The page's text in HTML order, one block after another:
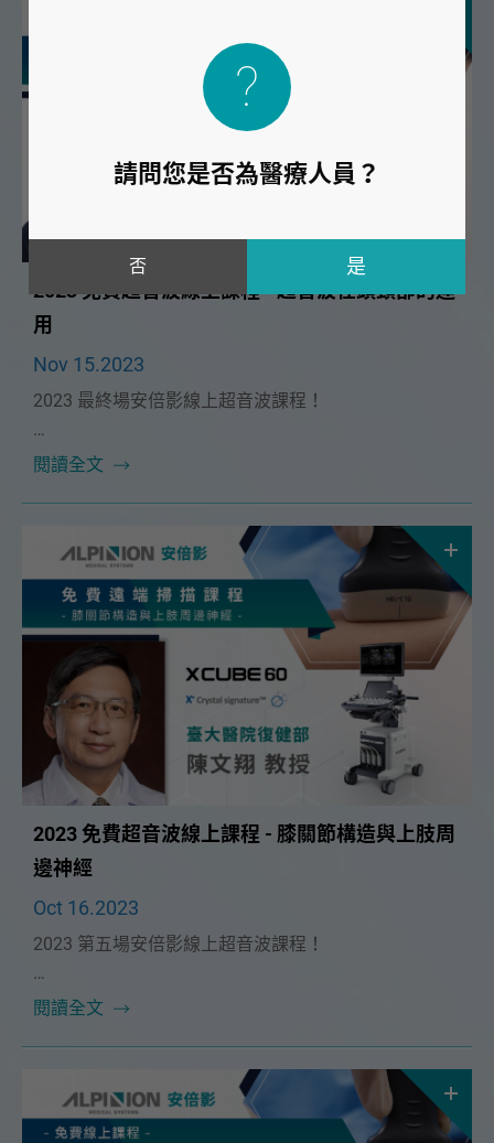
請問您是否為醫療人員？
否
2023 免費超音波線上課程 - 超音波在頭頸部的運
用
Nov 15.2023
2023 最終場安倍影線上超音波課程！
本次課程很榮幸邀請到🔥高雄榮總耳鼻喉科 佘筠瑩醫師
閱讀全文
2023 免費超音波線上課程 - 膝關節構造與上肢周
邊神經
Oct 16.2023
2023 第五場安倍影線上超音波課程！
本次課程很榮幸能邀請到🔥臺大醫學院復健部 陳文翔教
閱讀全文